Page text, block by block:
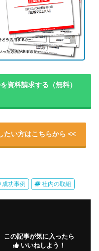
資料請求する（無料）
たい方はこちらから <<
成功事例 社内の取組
この記事が気に入ったら
いいねしよう！